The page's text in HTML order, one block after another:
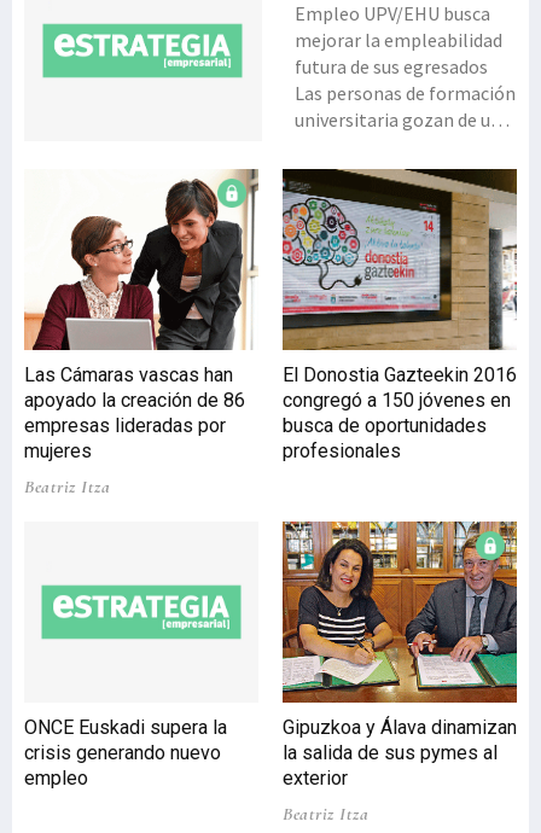
Empleo UPV/EHU busca
mejorar la empleabilidad
futura de sus egresados
Las personas de formación
universitaria gozan de una
que la tasa de actividad de
los y las tituladas en la
UPV/EHU alcanza el 95,6%,
con una tasa de ocupación
del 82,9%. Así se desprende
del Estudio sobre
‘Tendencias,
Intervención universitaria.
Una mirada desde la
UPV/EHU’ que analiza los
niveles de inserción
como las prácticas que
realiza el alumnado y las
perspectivas de
empleabilidad. La
universidad pondrá en
marcha el proyecto
‘ehualumni’ para mejorar
estos aspectos. Nuevos
fondos para activar el
empl
Las Cámaras vascas han
apoyado la creación de 86
empresas lideradas por
mujeres
Beatriz Itza
El Donostia Gazteekin 2016
congregó a 150 jóvenes en
busca de oportunidades
profesionales
ONCE Euskadi supera la
crisis generando nuevo
empleo
Gipuzkoa y Álava dinamizan
la salida de sus pymes al
exterior
Beatriz Itza